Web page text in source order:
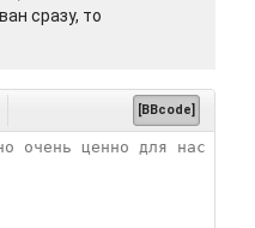
сразу, то
[BBcode]